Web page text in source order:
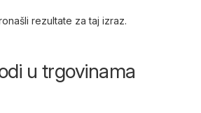
rezultate za taj izraz.
u trgovinama